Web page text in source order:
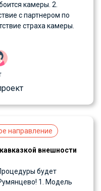
камеры. 2.
с партнером по
страха камеры.
направление
внешности
будет
1. Модель